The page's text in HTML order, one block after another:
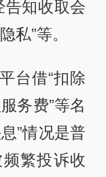
告知收取会
私”等。
台借“扣除
务费”等名
”情况是普
繁投诉收